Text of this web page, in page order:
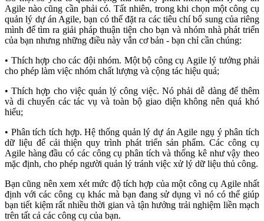
Agile nào cũng cần phải có. Tất nhiên, trong khi chọn một công cụ
quản lý dự án Agile, bạn có thể đặt ra các tiêu chí bổ sung của riêng
mình để tìm ra giải pháp thuận tiện cho bạn và nhóm nhà phát triển
của bạn nhưng những điều này vẫn cơ bản - bạn chỉ cần chúng:
• Thích hợp cho các đội nhóm. Một bộ công cụ Agile lý tưởng phải
cho phép làm việc nhóm chất lượng và cộng tác hiệu quả;
• Thích hợp cho việc quản lý công việc. Nó phải dễ dàng để thêm
và di chuyển các tác vụ và toàn bộ giao diện không nên quá khó
hiểu;
• Phân tích tích hợp. Hệ thống quản lý dự án Agile ngụ ý phân tích
dữ liệu để cải thiện quy trình phát triển sản phẩm. Các công cụ
Agile hàng đầu có các công cụ phân tích và thống kê như vậy theo
mặc định, cho phép người quản lý tránh việc xử lý dữ liệu thủ công.
Bạn cũng nên xem xét mức độ tích hợp của một công cụ Agile nhất
định với các công cụ khác mà bạn đang sử dụng vì nó có thể giúp
bạn tiết kiệm rất nhiều thời gian và tận hưởng trải nghiệm liền mạch
trên tất cả các công cụ của bạn.